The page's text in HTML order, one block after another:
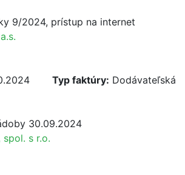
9/2024, prístup na internet
Typ faktúry: Dodávateľská
30.09.2024
spol. s r.o.